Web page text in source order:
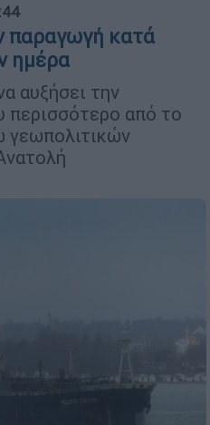
παραγωγή κατά
ημέρα
αυξήσει την
περισσότερο από το
γεωπολιτικών